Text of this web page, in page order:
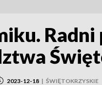
2023-12-18 | ŚWIĘTOKRZYSKIE